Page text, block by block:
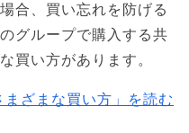
合、買い忘れを防げる
グループで購入する共
買い方があります。
まざまな買い方」を読む